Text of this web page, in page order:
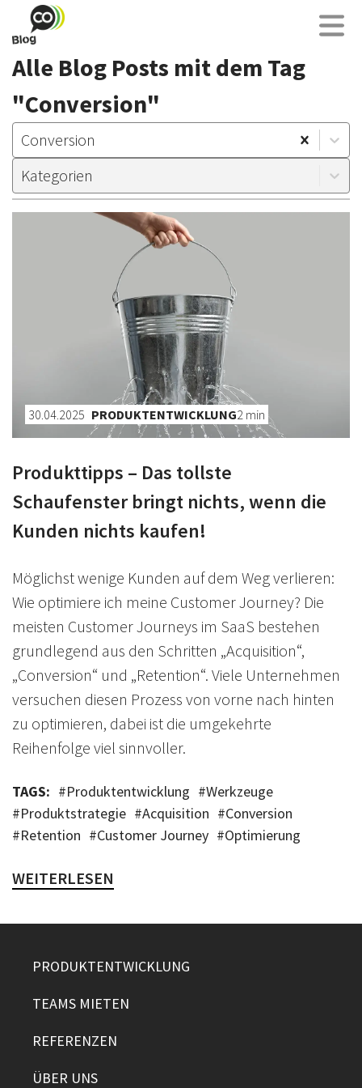
Alle Blog Posts mit dem Tag
"Conversion"
Conversion
Kategorien
30.04.2025 PRODUKTENTWICKLUNG2 min
Produkttipps – Das tollste
Schaufenster bringt nichts, wenn die
Kunden nichts kaufen!
Möglichst wenige Kunden auf dem Weg verlieren:
Wie optimiere ich meine Customer Journey? Die
meisten Customer Journeys im SaaS bestehen
grundlegend aus den Schritten „Acquisition“,
„Conversion“ und „Retention“. Viele Unternehmen
versuchen diesen Prozess von vorne nach hinten
zu optimieren, dabei ist die umgekehrte
Reihenfolge viel sinnvoller.
TAGS: #Produktentwicklung #Werkzeuge
#Produktstrategie #Acquisition #Conversion
#Retention #Customer Journey #Optimierung
WEITERLESEN
PRODUKTENTWICKLUNG
TEAMS MIETEN
REFERENZEN
ÜBER UNS